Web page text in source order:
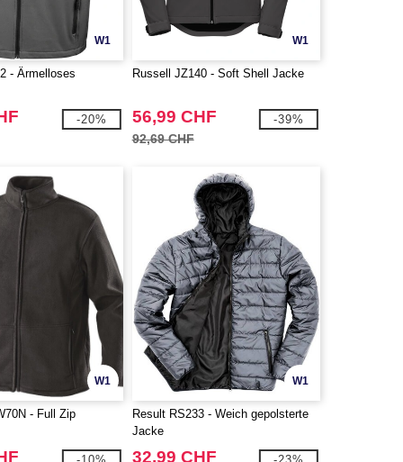
W1
- Ärmelloses
-20%
W1
Russell JZ140 - Soft Shell Jacke
56,99 CHF
92,69 CHF
-39%
W1
- Full Zip
W1
Result RS233 - Weich gepolsterte
Jacke
32,99 CHF